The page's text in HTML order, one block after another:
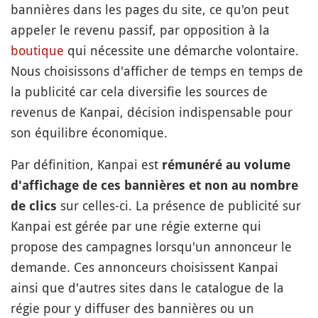
bannières dans les pages du site, ce qu'on peut
appeler le revenu passif, par opposition à la
boutique qui nécessite une démarche volontaire.
Nous choisissons d'afficher de temps en temps de
la publicité car cela diversifie les sources de
revenus de Kanpai, décision indispensable pour
son équilibre économique.
Par définition, Kanpai est rémunéré au volume
d'affichage de ces bannières et non au nombre
de clics sur celles-ci. La présence de publicité sur
Kanpai est gérée par une régie externe qui
propose des campagnes lorsqu'un annonceur le
demande. Ces annonceurs choisissent Kanpai
ainsi que d'autres sites dans le catalogue de la
régie pour y diffuser des bannières ou un